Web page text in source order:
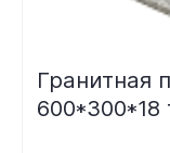
Гранитная
600*300*18